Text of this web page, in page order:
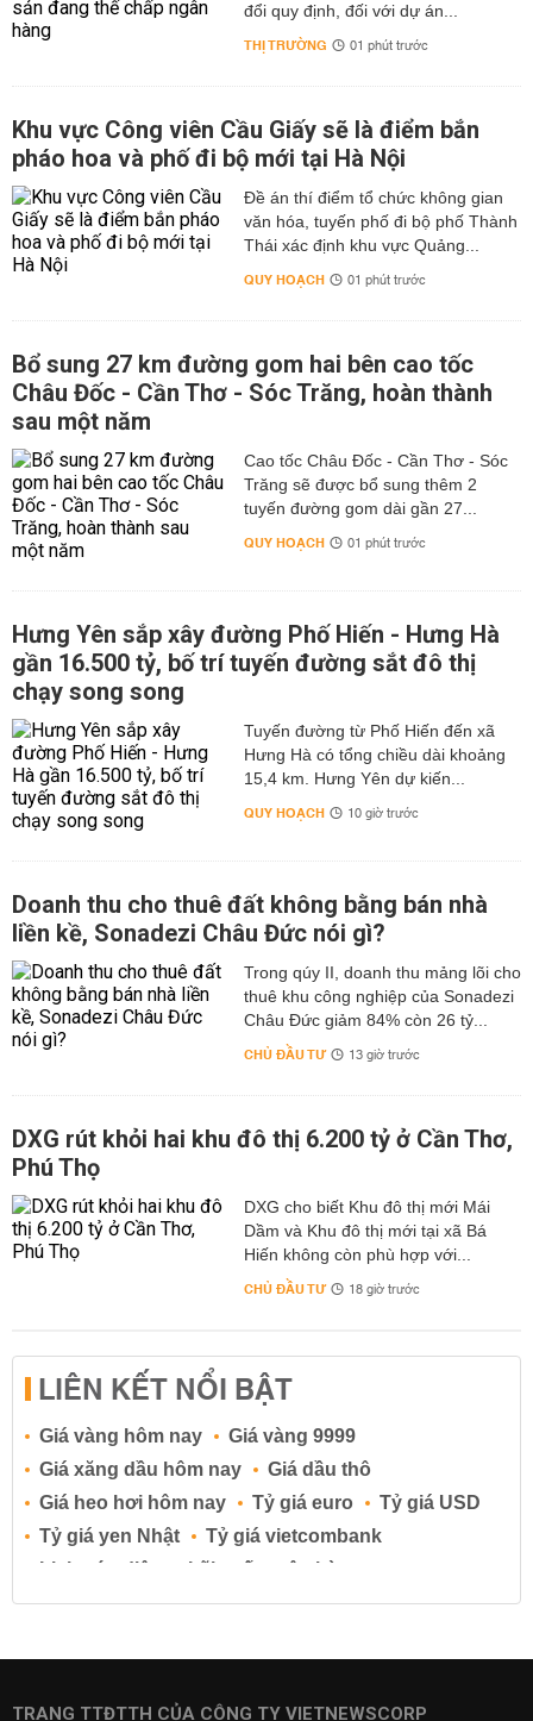
đổi quy định, đối với dự án...
THỊ TRƯỜNG 01 phút trước
Khu vực Công viên Cầu Giấy sẽ là điểm bắn
pháo hoa và phố đi bộ mới tại Hà Nội
Đề án thí điểm tổ chức không gian
văn hóa, tuyến phố đi bộ phố Thành
Thái xác định khu vực Quảng...
QUY HOẠCH 01 phút trước
Bổ sung 27 km đường gom hai bên cao tốc
Châu Đốc - Cần Thơ - Sóc Trăng, hoàn thành
sau một năm
Cao tốc Châu Đốc - Cần Thơ - Sóc
Trăng sẽ được bổ sung thêm 2
tuyến đường gom dài gần 27...
QUY HOẠCH 01 phút trước
Hưng Yên sắp xây đường Phố Hiến - Hưng Hà
gần 16.500 tỷ, bố trí tuyến đường sắt đô thị
chạy song song
Tuyến đường từ Phố Hiến đến xã
Hưng Hà có tổng chiều dài khoảng
15,4 km. Hưng Yên dự kiến...
QUY HOẠCH 10 giờ trước
Doanh thu cho thuê đất không bằng bán nhà
liền kề, Sonadezi Châu Đức nói gì?
Trong qúy II, doanh thu mảng lõi cho
thuê khu công nghiệp của Sonadezi
Châu Đức giảm 84% còn 26 tỷ...
CHỦ ĐẦU TƯ 13 giờ trước
DXG rút khỏi hai khu đô thị 6.200 tỷ ở Cần Thơ,
Phú Thọ
DXG cho biết Khu đô thị mới Mái
Dầm và Khu đô thị mới tại xã Bá
Hiến không còn phù hợp với...
CHỦ ĐẦU TƯ 18 giờ trước
LIÊN KẾT NỔI BẬT
Giá vàng hôm nay
Giá vàng 9999
Giá xăng dầu hôm nay
Giá dầu thô
Giá heo hơi hôm nay
Tỷ giá euro
Tỷ giá USD
Tỷ giá yen Nhật
Tỷ giá vietcombank
Lịch cúp điện
Lãi suất ngân hàng
Lãi suất tiết kiệm
Lãi suất tiền gửi
Lãi suất ngân hàng BIDV
TRANG TTĐTTH CỦA CÔNG TY VIETNEWSCORP